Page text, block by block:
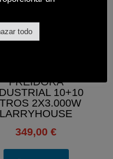
FREIDORA
10+10
2X3.000W
LARRYHOUSE
349,00€
todo